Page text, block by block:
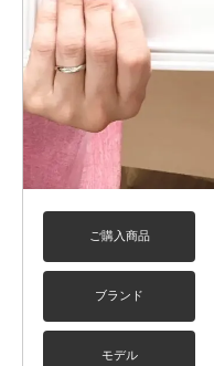
ご購入商品
ブランド
モデル